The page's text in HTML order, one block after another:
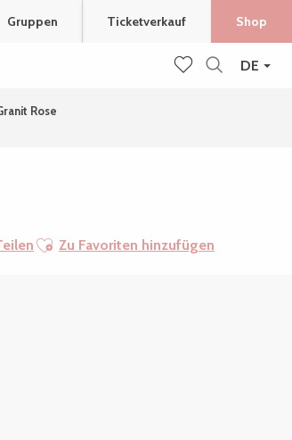
DE
Gruppen Ticketverkauf Shop
Rose
Ajouter aux favoris
Zu Favoriten hinzufügen